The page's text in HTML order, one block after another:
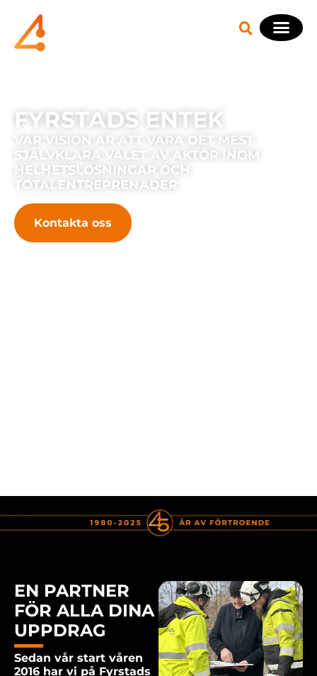
FYRSTADS ENTEK
VÅR VISION ÄR ATT VARA DET MEST
SJÄLVKLARA VALET AV AKTÖR INOM
HELHETSLÖSNINGAR OCH
TOTALENTREPRENADER
Kontakta oss
EN PARTNER
FÖR ALLA DINA
UPPDRAG
Sedan vår start våren
2016 har vi på Fyrstads